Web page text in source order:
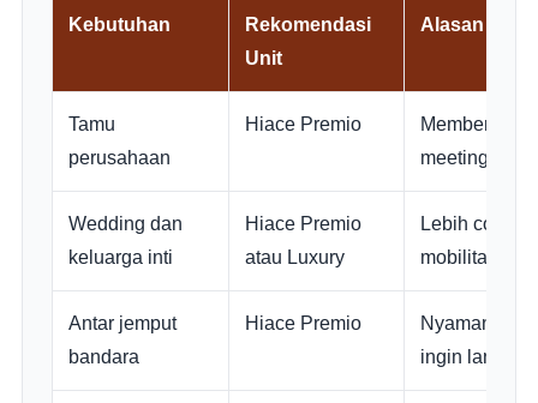
Kebutuhan
Rekomendasi
Unit
Alasan
Tamu
perusahaan
Hiace Premio
Memberi
meeting,
Wedding dan
keluarga inti
Hiace Premio
atau Luxury
Lebih cocok
mobilitas
Antar jemput
bandara
Hiace Premio
Nyaman
ingin